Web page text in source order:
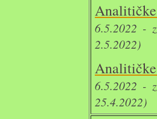
6.5.2022 -
2.5.2022)
6.5.2022 -
25.4.2022)